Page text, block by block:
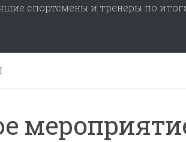
спортсмены и тренеры по